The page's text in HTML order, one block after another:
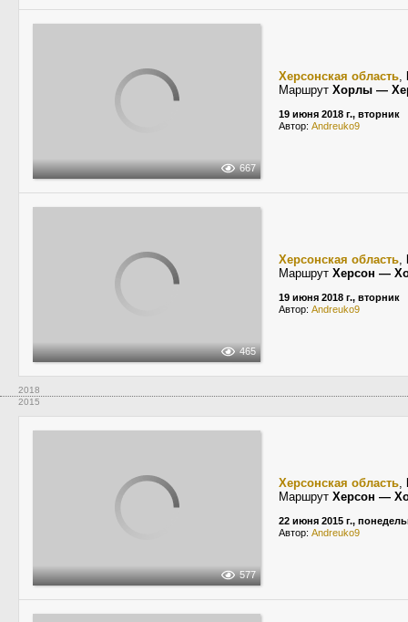
667
Херсонская область,
Маршрут Хорлы —
19 июня 2018 г., вторник
Автор: Andreuko9
465
Херсонская область,
Маршрут Херсон —
19 июня 2018 г., вторник
Автор: Andreuko9
2018
2015
577
Херсонская область,
Маршрут Херсон —
22 июня 2015 г.,
Автор: Andreuko9